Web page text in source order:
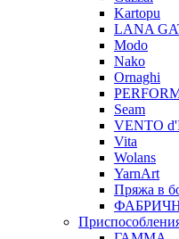
Kartopu
LANA
Modo
Nako
Ornaghi
Seam
VENTO
Vita
Wolans
YarnArt
Пряжа в